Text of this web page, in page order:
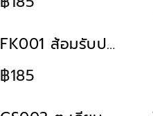
FK001 ส้อมรับประทานอาหาร
฿185